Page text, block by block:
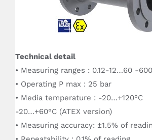
Technical detail
• Measuring ranges : 0.12-12…60 -
• Operating P max : 25 bar
• Media temperature : -20…+120°C
-20…+60°C (ATEX version)
• Measuring accuracy: ±1.5% of